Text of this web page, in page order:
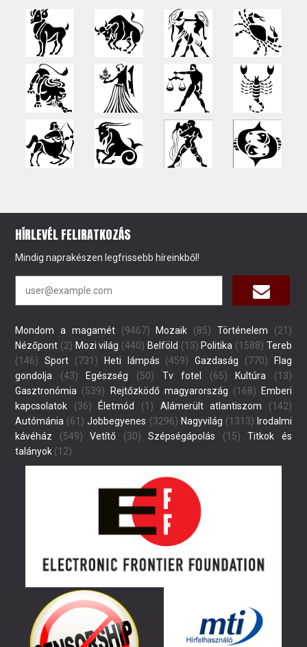
HÍRLEVÉL FELIRATKOZÁS
Mindig naprakészen legfrissebb híreinkből!
Mondom a magamét(9467) Mozaik (85) Történelem (21)
Nézőpont (2) Mozi világ (440) Belföld (13) Politika (1588) Tereb
(146)
Sport (731) Heti lámpás (459) Gazdaság (770)
Flag
gondolja (43) Egészség (50) Tv fotel (65) Kultúra (13)
Gasztronómia (539) Rejtőzködő magyarország (168)
Emberi
kapcsolatok (36) Életmód (1) Alámerült atlantiszom (142)
Autómánia (61) Jobbegyenes (3296) Nagyvilág (1313) Irodalmi
kávéház (549) Vetítő (30) Szépségápolás (15)
Titkok és
talányok (12)